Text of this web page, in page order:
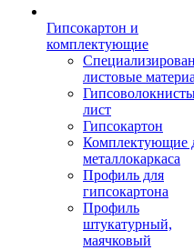
Гипсокартон и
комплектующие
листовые
лист
Гипсокартон
Комплектующие
металлокаркаса
Профиль для
гипсокартона
Профиль
штукатурный,
маячковый